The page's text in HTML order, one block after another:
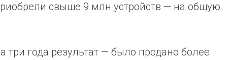
свыше 9 млн устройств — на общую
года результат — было продано более